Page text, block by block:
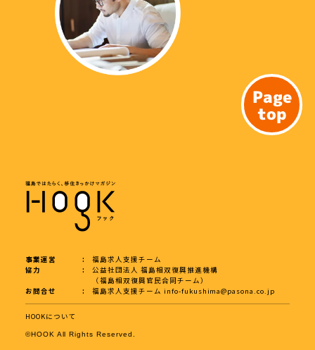
Page
top
事業運営
福島求人支援チーム
協力
公益社団法人 福島相双復興推進機構
（福島相双復興官民合同チーム）
お問合せ
福島求人支援チームinfo-fukushima@pasona.co.jp
HOOKについて
©︎HOOK All Rights Reserved.